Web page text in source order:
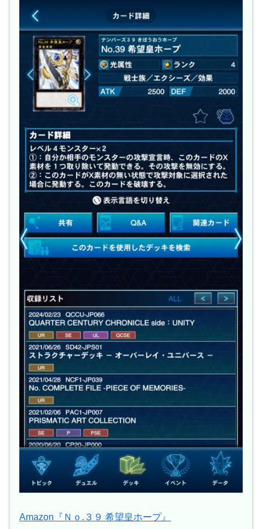
Amazon『Ｎｏ.３９ 希望皇ホープ』